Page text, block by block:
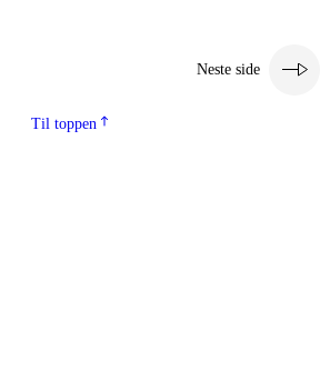
Neste side
Til toppen